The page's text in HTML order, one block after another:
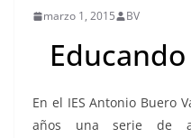
marzo 1, 2015 BV
En el IES Antonio Buero
años una serie de